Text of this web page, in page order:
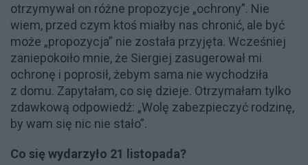
otrzymywał on różne propozycje „ochrony”. Nie
wiem, przed czym ktoś miałby nas chronić, ale być
może „propozycja” nie została przyjęta. Wcześniej
zaniepokoiło mnie, że Siergiej zasugerował mi
ochronę i poprosił, żebym sama nie wychodziła
z domu. Zapytałam, co się dzieje. Otrzymałam tylko
zdawkową odpowiedź: „Wolę zabezpieczyć rodzinę,
by wam się nic nie stało”.
Co się wydarzyło 21 listopada?